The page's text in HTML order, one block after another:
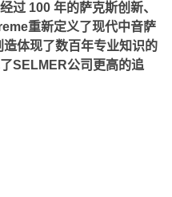
过 100 年的萨克斯创新、
重新定义了现代中音萨
体现了数百年专业知识的
SELMER公司更高的追